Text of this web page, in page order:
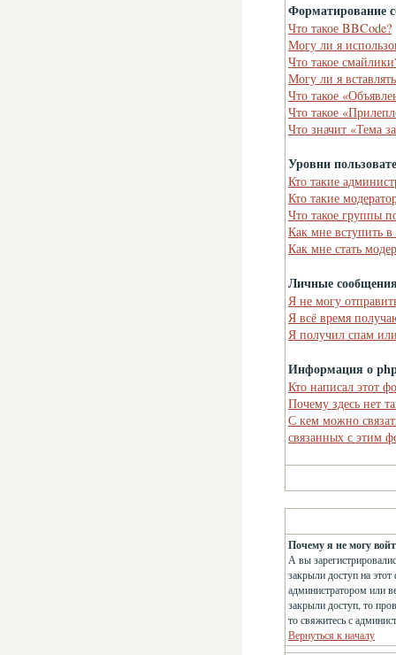
Форматирование
Что такое BBCode?
Могу ли я
Что такое
Могу ли я
Что такое
Что такое
Что значит «Тема
Уровни
Кто такие
Кто такие
Что такое группы
Как мне вступить в
Как мне стать
Личные
Я не могу
Я всё время
Я получил спам
Информация о
Кто написал этот
Почему здесь нет
С кем можно
связанных с этим
Почему я не могу
А вы
закрыли доступ на
администратором или
закрыли доступ, то
то свяжитесь с
Вернуться к началу